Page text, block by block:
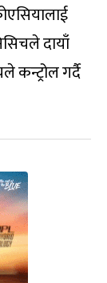
दायाँ
कन्ट्रोल गर्दै